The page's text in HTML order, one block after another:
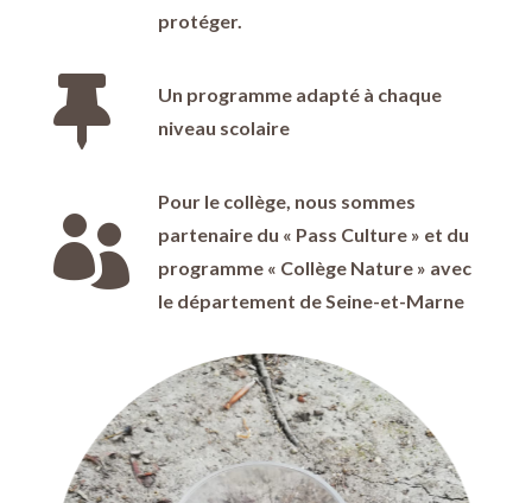
protéger.

Un programme adapté à chaque
niveau scolaire

Pour le collège, nous sommes
partenaire du « Pass Culture » et du
programme « Collège Nature » avec
le département de Seine-et-Marne